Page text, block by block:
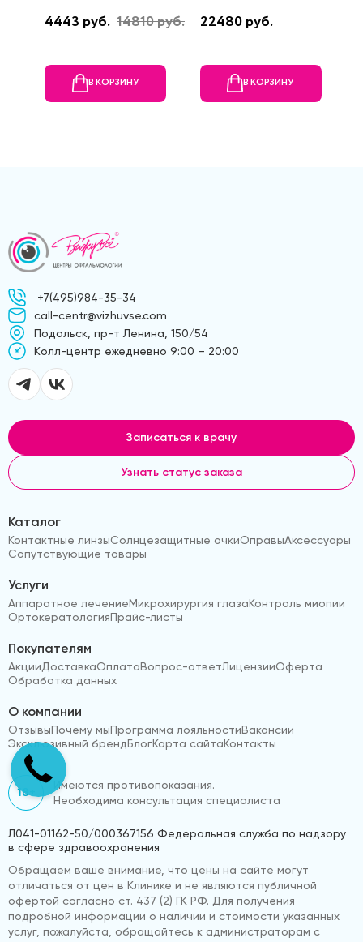
4443 руб. 14810 руб.
В КОРЗИНУ
22480 руб.
В КОРЗИНУ
+7(495)984-35-34
call-centr@vizhuvse.com
Подольск, пр-т Ленина, 150/54
Kолл-центр ежедневно 9:00 – 20:00
Записаться к врачу
Узнать статус заказа
Каталог
Контактные линзыСолнцезащитные очкиОправыАксессуары
Сопутствующие товары
Услуги
Аппаратное лечениеМикрохирургия глазаКонтроль миопии
ОртокератологияПрайс-листы
Покупателям
АкцииДоставкаОплатаВопрос-ответЛицензииОферта
Обработка данных
О компании
ОтзывыПочему мыПрограмма лояльностиВакансии
Эксклюзивный брендБлогКарта сайтаКонтакты
18+
Имеются противопоказания.
Необходима консультация специалиста
Л041-01162-50/000367156 Федеральная служба по надзору
в сфере здравоохранения
Обращаем ваше внимание, что цены на сайте могут
отличаться от цен в Клинике и не являются публичной
офертой согласно ст. 437 (2) ГК РФ. Для получения
подробной информации о наличии и стоимости указанных
услуг, пожалуйста, обращайтесь к администраторам с